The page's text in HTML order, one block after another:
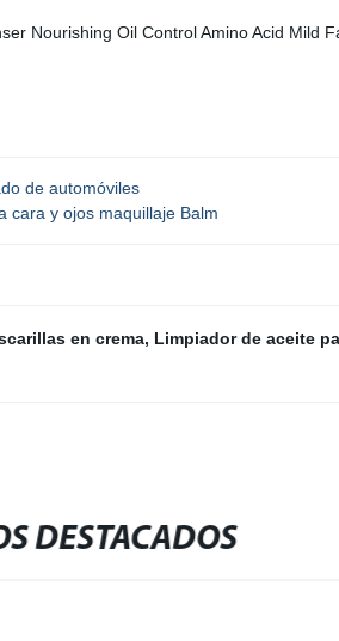
de automóviles
cara y ojos maquillaje Balm
en crema, Limpiador de aceite
DESTACADOS